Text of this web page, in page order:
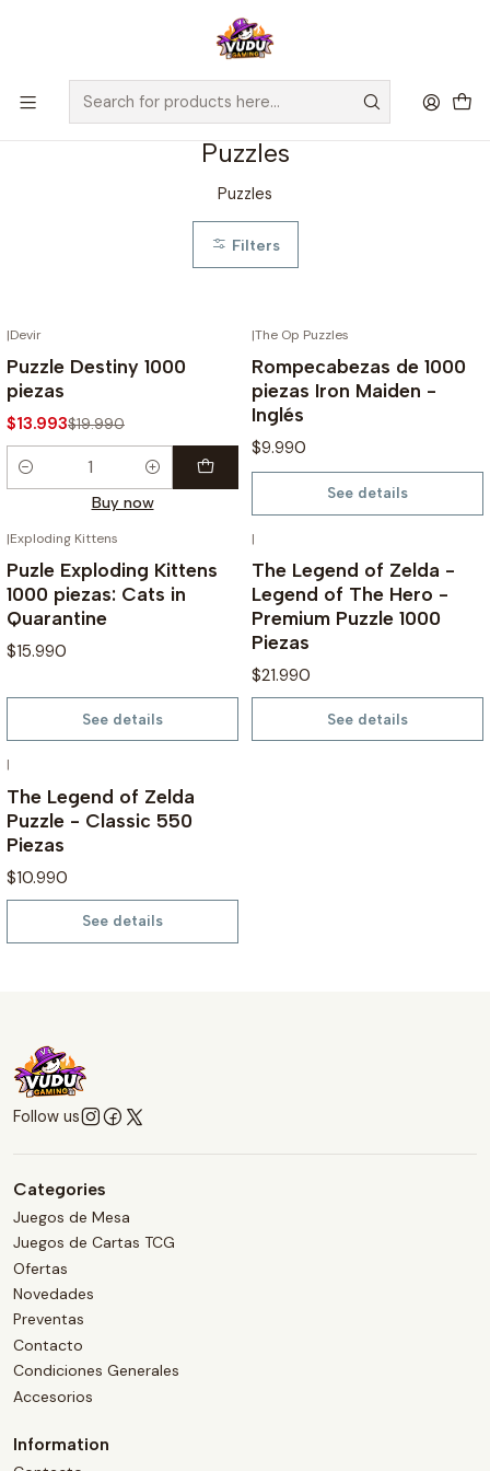
🚀 ¡Despachamos a todo Chile! Envío GRATIS a Regiones sobre
$100.000 y a RM sobre $35.000
Home Puzzles
Puzzles
Puzzles
Filters
-30%
|Devir
Puzzle Destiny 1000
piezas
$13.993$19.990
Quantity
Buy now
|The Op Puzzles
Rompecabezas de 1000
piezas Iron Maiden -
Inglés
$9.990
See details
OUT OF STOCK
|Exploding Kittens
Puzle Exploding Kittens
1000 piezas: Cats in
Quarantine
$15.990
See details
|
The Legend of Zelda -
Legend of The Hero -
Premium Puzzle 1000
Piezas
$21.990
See details
|
The Legend of Zelda
Puzzle - Classic 550
Piezas
$10.990
See details
Follow us
Categories
Juegos de Mesa
Juegos de Cartas TCG
Ofertas
Novedades
Preventas
Contacto
Condiciones Generales
Accesorios
Information